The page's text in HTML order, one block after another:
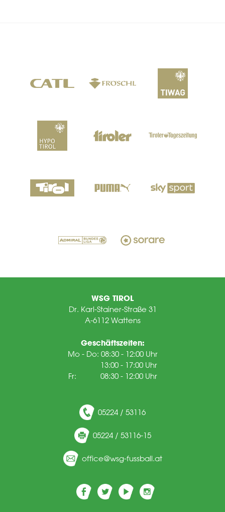
WSG TIROL
Dr. Karl-Stainer-Straße 31
A-6112 Wattens
Geschäftszeiten:
Mo - Do: 08:30 - 12:00 Uhr
13:00 - 17:00 Uhr
Fr: 08:30 - 12:00 Uhr
05224 / 53116
05224 / 53116-15
ffc wsg-f ssb ll t